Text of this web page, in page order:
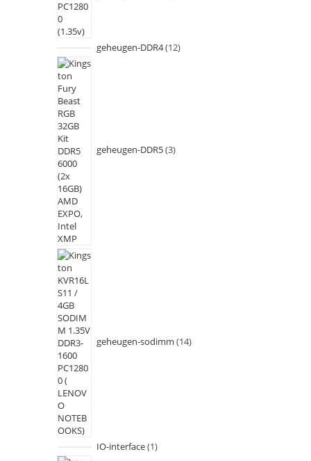
geheugen-DDR4 12
geheugen-DDR5 3
geheugen-sodimm 14
IO-interface 1